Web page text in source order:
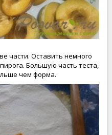
части. Оставить немного
Большую часть теста,
чем форма.